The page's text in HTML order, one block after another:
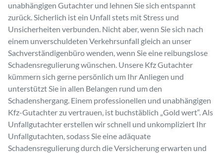
unabhängigen Gutachter und lehnen Sie sich entspannt
zurück. Sicherlich ist ein Unfall stets mit Stress und
Unsicherheiten verbunden. Nicht aber, wenn Sie sich nach
einem unverschuldeten Verkehrsunfall gleich an unser
Sachverständigenbüro wenden, wenn Sie eine reibungslose
Schadensregulierung wünschen. Unsere Kfz Gutachter
kümmern sich gerne persönlich um Ihr Anliegen und
unterstützt Sie in allen Belangen rund um den
Schadenshergang. Einem professionellen und unabhängigen
Kfz-Gutachter zu vertrauen, ist buchstäblich „Gold wert“. Als
Unfallgutachter erstellen wir schnell und unkompliziert Ihr
Unfallgutachten, sodass Sie eine adäquate
Schadensregulierung durch die Versicherung erwarten und